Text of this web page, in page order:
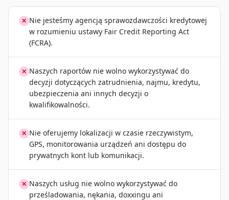
✕ Nie jesteśmy agencją sprawozdawczości kredytowej
w rozumieniu ustawy Fair Credit Reporting Act
(FCRA).
✕ Naszych raportów nie wolno wykorzystywać do
decyzji dotyczących zatrudnienia, najmu, kredytu,
ubezpieczenia ani innych decyzji o
kwalifikowalności.
✕ Nie oferujemy lokalizacji w czasie rzeczywistym,
GPS, monitorowania urządzeń ani dostępu do
prywatnych kont lub komunikacji.
✕ Naszych usług nie wolno wykorzystywać do
prześladowania, nękania, doxxingu ani